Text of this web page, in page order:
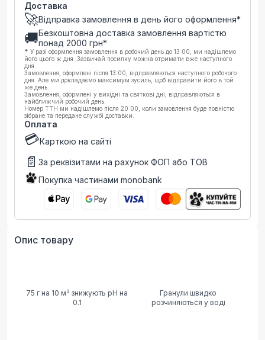
Доставка
🚀Відправка замовлення в день його оформлення*
🚚Безкоштовна доставка замовлення вартістю
понад 2000 грн*
* У разі оформлення замовлення в робочий день до 13:00, ми надішлемо
його цього ж дня. Зазвичай посилку можна отримати вже наступного
дня.
Замовлення, оформлені після 13:00, відправляються наступного робочого
дня. Але ми докладаємо максимум зусиль, щоб відправити його в той
же день.
Замовлення, оформлені у вихідні та святкові дні, відправляються в
найближчий робочий день.
Номер ТТН ми надішлемо після 20:00, коли замовлення буде повністю
зібране та передане службі доставки.
Оплата
💳Карткою на сайті
📄 За реквізитами на рахунок ФОП або ТОВ
Покупка частинами monobank
Опис товару
75 г на 10 м³ знижують pH на
0.1
Гранули швидко
розчиняються у воді